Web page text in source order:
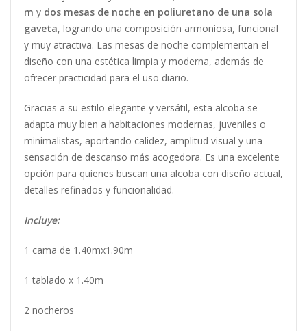
m y dos mesas de noche en poliuretano de una sola
gaveta, logrando una composición armoniosa, funcional
y muy atractiva. Las mesas de noche complementan el
diseño con una estética limpia y moderna, además de
ofrecer practicidad para el uso diario.
Gracias a su estilo elegante y versátil, esta alcoba se
adapta muy bien a habitaciones modernas, juveniles o
minimalistas, aportando calidez, amplitud visual y una
sensación de descanso más acogedora. Es una excelente
opción para quienes buscan una alcoba con diseño actual,
detalles refinados y funcionalidad.
Incluye:
1 cama de 1.40mx1.90m
1 tablado x 1.40m
2 nocheros